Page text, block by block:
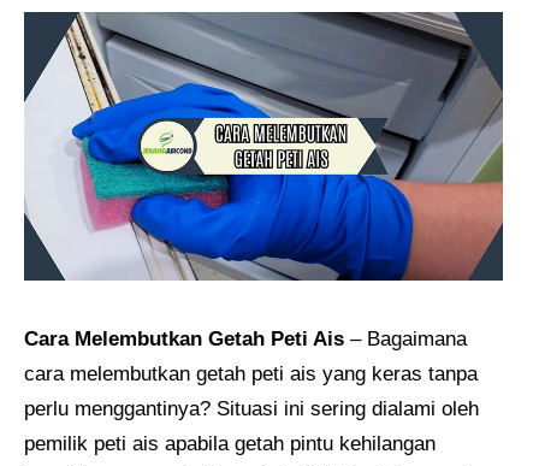
Cara Melembutkan Getah Peti Ais – Bagaimana
cara melembutkan getah peti ais yang keras tanpa
perlu menggantinya? Situasi ini sering dialami oleh
pemilik peti ais apabila getah pintu kehilangan